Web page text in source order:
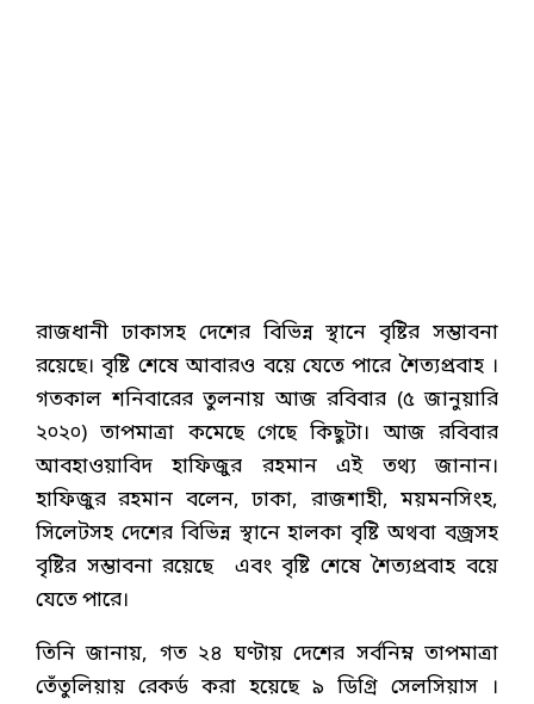
রাজধানী ঢাকাসহ দেশের বিভিন্ন স্থানে বৃষ্টির সম্ভাবনা
রয়েছে। বৃষ্টি শেষে আবারও বয়ে যেতে পারে শৈত্যপ্রবাহ ।
গতকাল শনিবারের তুলনায় আজ রবিবার (৫ জানুয়ারি
২০২০) তাপমাত্রা কমেছে গেছে কিছুটা। আজ রবিবার
আবহাওয়াবিদ হাফিজুর রহমান এই তথ্য জানান।
হাফিজুর রহমান বলেন, ঢাকা, রাজশাহী, ময়মনসিংহ,
সিলেটসহ দেশের বিভিন্ন স্থানে হালকা বৃষ্টি অথবা বজ্রসহ
বৃষ্টির সম্ভাবনা রয়েছে এবং বৃষ্টি শেষে শৈত্যপ্রবাহ বয়ে
যেতে পারে।
তিনি জানায়, গত ২৪ ঘণ্টায় দেশের সর্বনিম্ন তাপমাত্রা
তেঁতুলিয়ায় রেকর্ড করা হয়েছে ৯ ডিগ্রি সেলসিয়াস ।